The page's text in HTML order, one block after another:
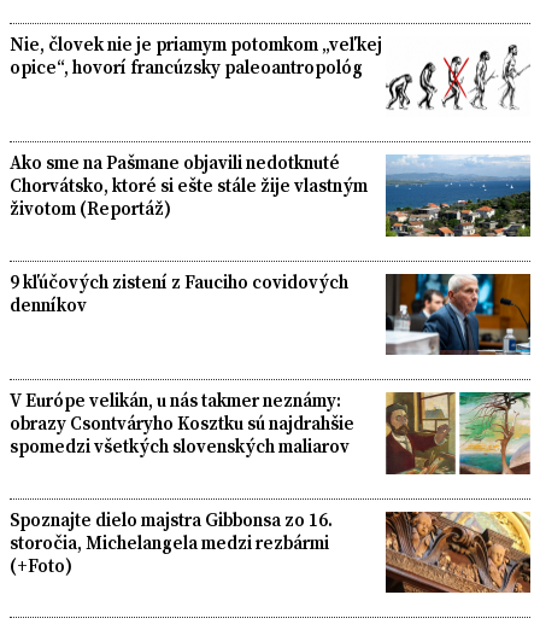
Nie, človek nie je priamym potomkom „veľkej
opice“, hovorí francúzsky paleoantropológ
Ako sme na Pašmane objavili nedotknuté
Chorvátsko, ktoré si ešte stále žije vlastným
životom (Reportáž)
9 kľúčových zistení z Fauciho covidových
denníkov
V Európe velikán, u nás takmer neznámy:
obrazy Csontváryho Kosztku sú najdrahšie
spomedzi všetkých slovenských maliarov
Spoznajte dielo majstra Gibbonsa zo 16.
storočia, Michelangela medzi rezbármi
(+Foto)